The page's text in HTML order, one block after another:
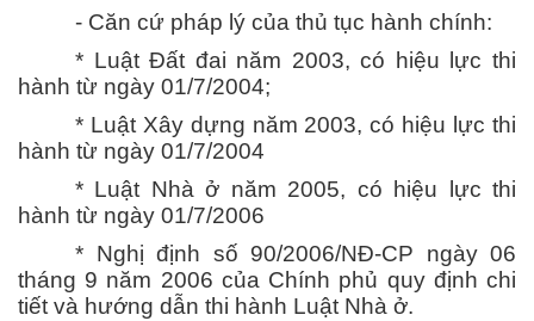
- Căn cứ pháp lý của thủ tục hành chính:
* Luật Đất đai năm 2003, có hiệu lực thi
hành từ ngày 01/7/2004;
* Luật Xây dựng năm 2003, có hiệu lực thi
hành từ ngày 01/7/2004
* Luật Nhà ở năm 2005, có hiệu lực thi
hành từ ngày 01/7/2006
* Nghị định số 90/2006/NĐ-CP ngày 06
tháng 9 năm 2006 của Chính phủ quy định chi
tiết và hướng dẫn thi hành Luật Nhà ở.